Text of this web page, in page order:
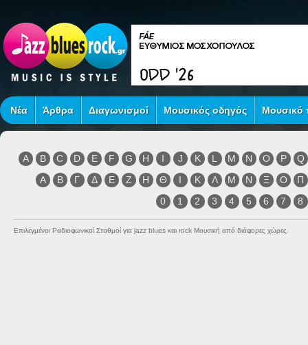
Νέα Άρθρα Διαγωνισμοί Μουσικός οδηγός Μουσικό
A B C D E F G H I J K L M N O P
Q
Α
Β Γ Δ Ε Ζ Η Θ Ι Κ Λ Μ Ν Ξ Ο
Π
0
1 2 3 4 5 6 7 8
Επιλεγμένοι Ραδιοφωνικοί Σταθμοί για jazz blues και rock Μουσική από διάφορες χώρες.